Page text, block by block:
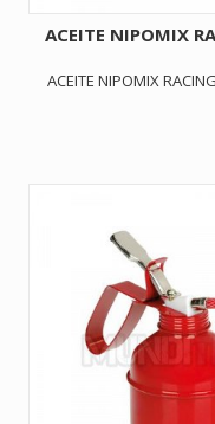
ACEITE NIPOMIX
ACEITE NIPOMIX